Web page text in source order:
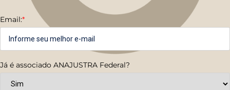
Email:*
Já é associado ANAJUSTRA Federal?